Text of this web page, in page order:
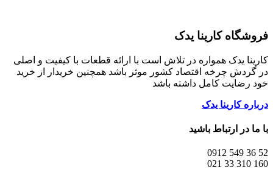
فروشگاه کارینا یدک
کارینا یدک همواره در تلاش است با ارائه قطعات با کیفیت و اصلی
در گردش چرخه اقتصاد کشور موثر باشد همچنین خریدار از خرید
خود رضایت کامل داشته باشد
درباره کارینا یدک
با ما در ارتباط باشید
52 36 549 0912
160 310 33 021